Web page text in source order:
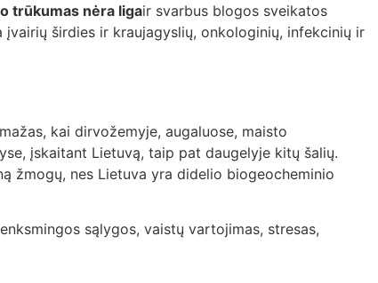
trūkumas nėra ligair svarbus blogos sveikatos
širdies ir kraujagyslių, onkologinių, infekcinių ir
kai dirvožemyje, augaluose, maisto
įskaitant Lietuvą, taip pat daugelyje kitų šalių.
žmogų, nes Lietuva yra didelio biogeocheminio
sąlygos, vaistų vartojimas, stresas,